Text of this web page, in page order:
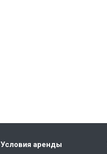
Условия аренды